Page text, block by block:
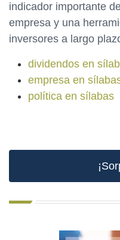
indicador importante
empresa y una
inversores a largo
dividendos en
empresa en
política en sílabas